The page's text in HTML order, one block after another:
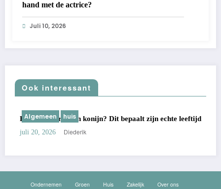
hand met de actrice?
Juli 10, 2026
Ook interessant
Algemeen huis
Hoe oud wordt een konijn? Dit bepaalt zijn echte leeftijd
juli 20, 2026 Diederik
Ondernemen Groen Huis Zakelijk
Over ons